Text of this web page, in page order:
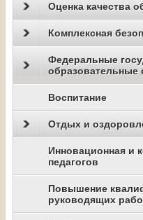
Оценка качества
Комплексная
Федеральные
образовательные
Воспитание
Отдых и
Инновационная и
педагогов
Повышение
руководящих